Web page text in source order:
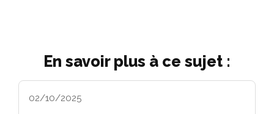
En savoir plus à ce sujet :
02/10/2025